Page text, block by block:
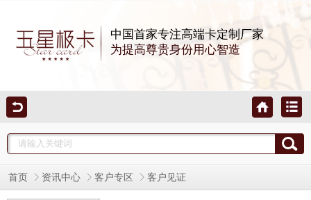
中国首家专注高端卡定制厂家
为提高尊贵身份用心智造
首页 资讯中心 客户专区 客户见证